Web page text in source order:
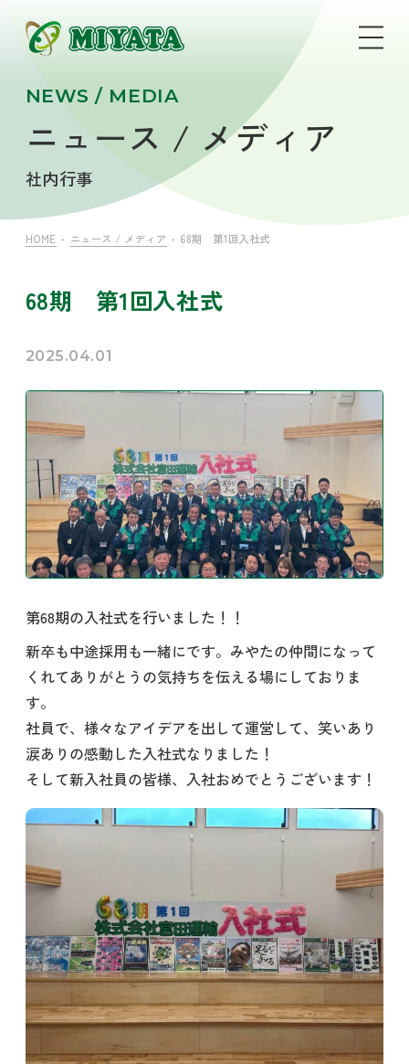
NEWS / MEDIA
ニュース / メディア
社内行事
HOME ニュース / メディア 68期 第1回入社式
68期 第1回入社式
2025.04.01
第68期の入社式を行いました！！
新卒も中途採用も一緒にです。みやたの仲間になって
くれてありがとうの気持ちを伝える場にしておりま
す。
社員で、様々なアイデアを出して運営して、笑いあり
涙ありの感動した入社式なりました！
そして新入社員の皆様、入社おめでとうございます！